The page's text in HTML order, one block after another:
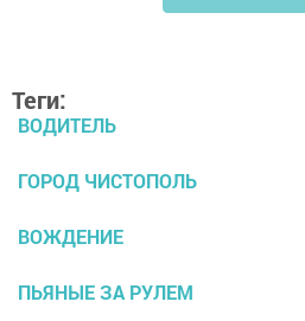
Теги:
ВОДИТЕЛЬ
ГОРОД ЧИСТОПОЛЬ
ВОЖДЕНИЕ
ПЬЯНЫЕ ЗА РУЛЕМ